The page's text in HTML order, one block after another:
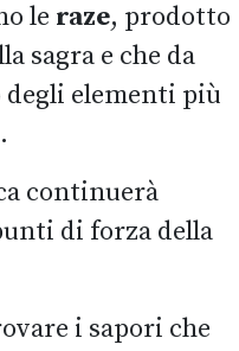
le raze, prodotto
sagra e che da
degli elementi più
continuerà
di forza della
i sapori che